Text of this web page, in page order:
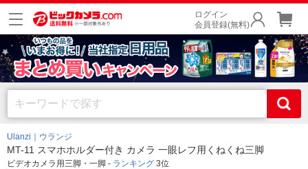
ログイン
会員登録(無料)
Ulanzi｜ウランジ
MT-11 スマホホルダー付き カメラ 一眼レフ用くねくね三脚
ビデオカメラ用三脚・一脚 - ランキング 3位